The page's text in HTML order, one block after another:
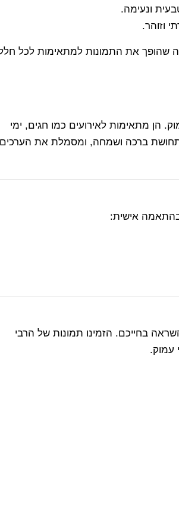
ונעימה.
וזוהר.
מה שהופך את התמונות למתאימות לכל
הן מתאימות לאירועים כמו חגים, ימי
תחושת ברכה ושמחה, ומסמלת את הערכים
אישית:
בחייכם. הזמינו תמונות של הרבי
עמוק.